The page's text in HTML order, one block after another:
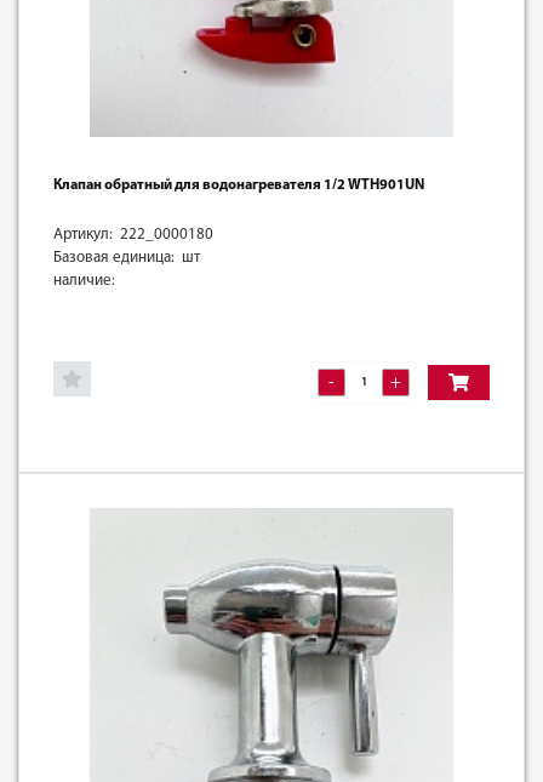
Клапан обратный для водонагревателя 1/2 WTH901UN
Артикул: 222_0000180
Базовая единица: шт
наличие:
- +